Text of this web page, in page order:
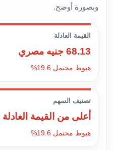
وبصورة أوضح.
القيمة العادلة
68.13 جنيه مصري
هبوط محتمل 19.6%
تصنيف السهم
أعلى من القيمة العادلة
هبوط محتمل 19.6%